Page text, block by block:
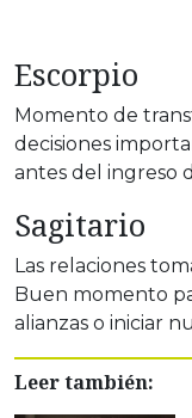
Escorpio
Momento de
decisiones
antes del ingreso
Sagitario
Las relaciones
Buen momento
alianzas o iniciar
Leer también: